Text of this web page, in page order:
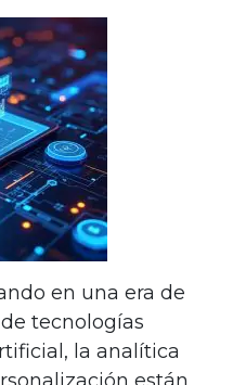
en una era de
tecnologías
la analítica